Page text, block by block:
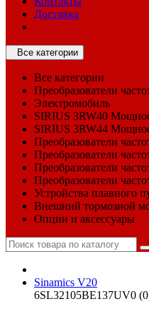
Доставка
Все категории
Все категории
Преобразователи
Электромобиль
SIRIUS 3RW40
SIRIUS 3RW44
Преобразователи
Преобразователи
Преобразователи
Преобразователи
Устройства плавного
Внешний тормозной
Опции и аксессуары
Sinamics V20
6SL32105BE137UV0